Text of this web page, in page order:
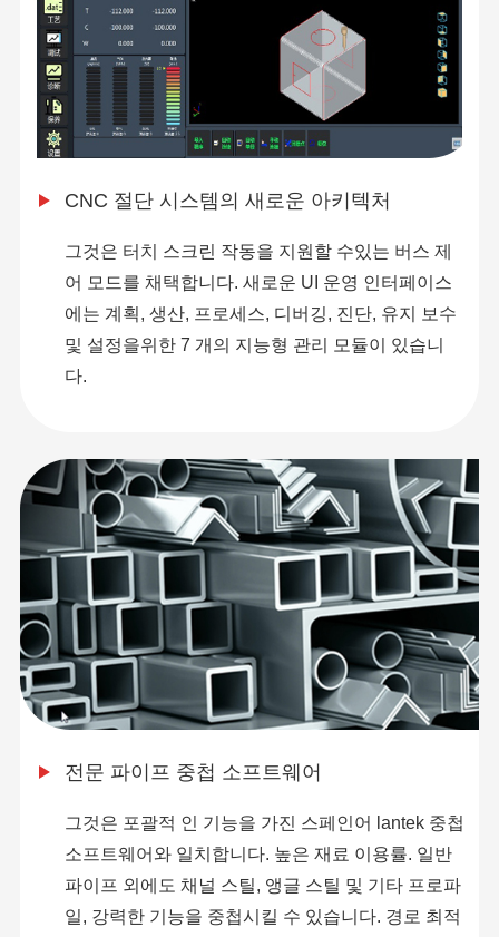
CNC 절단 시스템의 새로운 아키텍처
그것은 터치 스크린 작동을 지원할 수있는 버스 제
어 모드를 채택합니다. 새로운 UI 운영 인터페이스
에는 계획, 생산, 프로세스, 디버깅, 진단, 유지 보수
및 설정을위한 7 개의 지능형 관리 모듈이 있습니
다.
전문 파이프 중첩 소프트웨어
그것은 포괄적 인 기능을 가진 스페인어 lantek 중첩
소프트웨어와 일치합니다. 높은 재료 이용률. 일반
파이프 외에도 채널 스틸, 앵글 스틸 및 기타 프로파
일, 강력한 기능을 중첩시킬 수 있습니다. 경로 최적